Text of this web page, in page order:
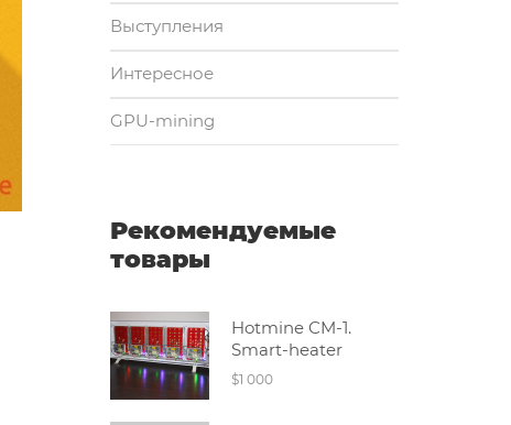
Выступления
Интересное
GPU-mining
Рекомендуемые
товары
Hotmine CM-1.
Smart-heater
$1 000